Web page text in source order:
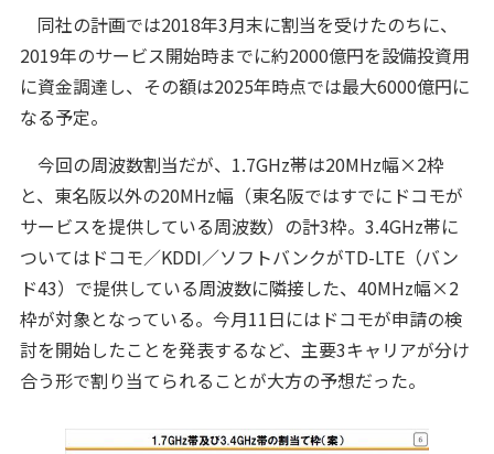
同社の計画では2018年3月末に割当を受けたのちに、
2019年のサービス開始時までに約2000億円を設備投資用
に資金調達し、その額は2025年時点では最大6000億円に
なる予定。
今回の周波数割当だが、1.7GHz帯は20MHz幅×2枠
と、東名阪以外の20MHz幅（東名阪ではすでにドコモが
サービスを提供している周波数）の計3枠。3.4GHz帯に
ついてはドコモ／KDDI／ソフトバンクがTD-LTE（バン
ド43）で提供している周波数に隣接した、40MHz幅×2
枠が対象となっている。今月11日にはドコモが申請の検
討を開始したことを発表するなど、主要3キャリアが分け
合う形で割り当てられることが大方の予想だった。